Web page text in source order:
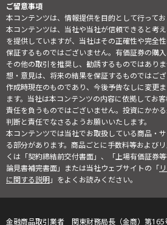
ご留意事項
本コンテンツは、情報提供を目的として行ってお
本コンテンツは、当社や当社が信頼できると考
を提供していますが、当社はその正確性や完全
保証するものではございません。有価証券の購入
その他の取引を推奨し、勧誘するものではあり
想・意見は、将来の結果を保証するものではご
作成時現在のものであり、今後予告なしに変更
ます。当社は本コンテンツの内容に依拠してお
責任を負うものではございません。投資にかか
判断と責任でなさるようお願いいたします。
本コンテンツでは当社でお取扱している商品・
る部分があります。商品ごとに手数料等および
くは「契約締結前交付書面」、「上場有価証券
論見書補完書面」または当社ウェブサイトの「
に関する説明」をよくお読みください。
金融商品取引業者 関東財務局長（金商）第165